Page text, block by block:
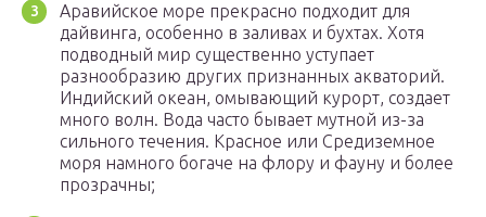
Аравийское море прекрасно подходит для
дайвинга, особенно в заливах и бухтах. Хотя
подводный мир существенно уступает
разнообразию других признанных акваторий.
Индийский океан, омывающий курорт, создает
много волн. Вода часто бывает мутной из-за
сильного течения. Красное или Средиземное
моря намного богаче на флору и фауну и более
прозрачны;